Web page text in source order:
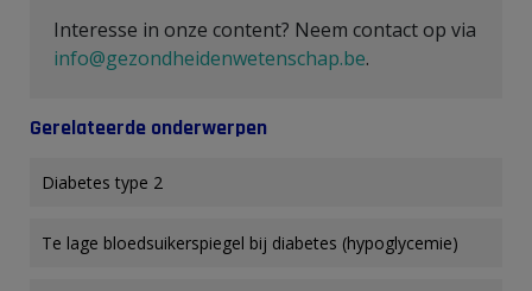
Interesse in onze content? Neem contact op via
info@gezondheidenwetenschap.be.
Gerelateerde onderwerpen
Diabetes type 2
Te lage bloedsuikerspiegel bij diabetes (hypoglycemie)